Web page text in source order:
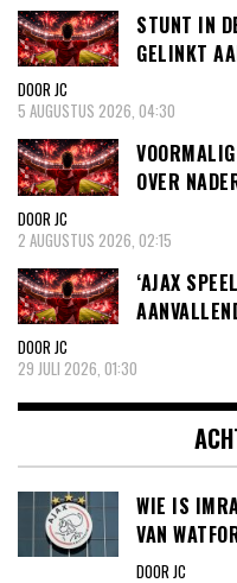
STUNT IN
GELINKT
DOOR JC
5 AUGUSTUS 2026, 04:30
OVER
DOOR JC
2 AUGUSTUS 2026, 02:15
‘AJAX
DOOR JC
29 JULI 2026, 01:30
WIE IS
VAN
DOOR JC